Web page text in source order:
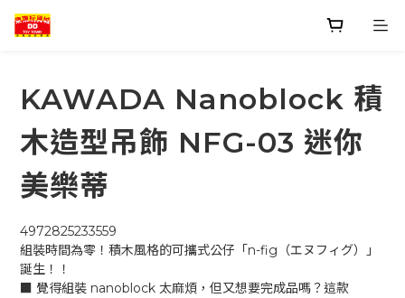
KAWADA Nanoblock 積
木造型吊飾 NFG-03 迷你
美樂蒂
4972825233559
組裝時間為零！積木風格的可攜式公仔「n-fig（エヌフィグ）」
誕生！！
■ 覺得組裝 nanoblock 太麻煩，但又想要完成品嗎？這款